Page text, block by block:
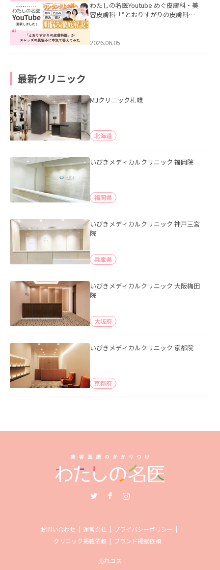
わたしの名医Youtube めぐ皮膚科・美
容皮膚科「”とおりすがりの皮膚科
2026.06.05
最新クリニック
MJクリニック札幌
北海道
いびきメディカルクリニック 福岡院
福岡県
いびきメディカルクリニック 神戸三宮
院
兵庫県
いびきメディカルクリニック 大阪梅田
院
大阪府
いびきメディカルクリニック 京都院
京都府
お問い合わせ 運営会社
プライバシーポリシー
クリニック掲載依頼
ブランド掲載依頼
売れコス